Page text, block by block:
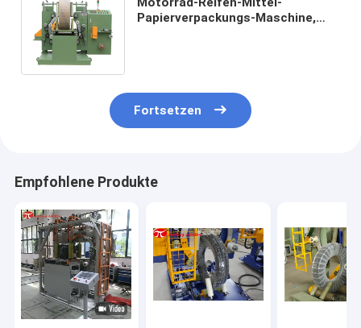
Papierverpackungs-Maschine,
Fortsetzen
Empfohlene Produkte